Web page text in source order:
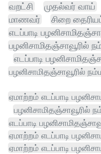
வறட்சி முதல்வர் வாய்
மாணவர்
சிறை
எடப்பாடி
பழனிசாமிதஞ்சாவூரில்
எடப்பாடி
பழனிசாமிதஞ்சாவூரில்
ஏமாற்றம் எடப்பாடி
எடப்பாடி
ஏமாற்றம் எடப்பாடி
ஏமாற்றம் எடப்பாடி